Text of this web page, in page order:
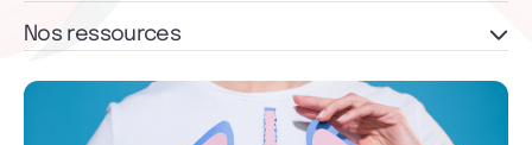
Nos ressources